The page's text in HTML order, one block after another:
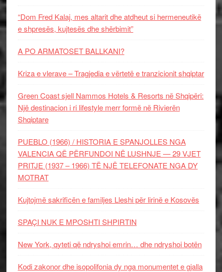
“Dom Fred Kalaj, mes altarit dhe atdheut si hermeneutikë
e shpresës, kujtesës dhe shërbimit”
A PO ARMATOSET BALLKANI?
Kriza e vlerave – Tragjedia e vërtetë e tranzicionit shqiptar
Green Coast sjell Nammos Hotels & Resorts në Shqipëri:
Një destinacion i ri lifestyle merr formë në Rivierën
Shqiptare
PUEBLO (1966) / HISTORIA E SPANJOLLES NGA
VALENCIA QË PËRFUNDOI NË LUSHNJE — 29 VJET
PRITJE (1937 – 1966) TË NJË TELEFONATE NGA DY
MOTRAT
Kujtojmë sakrificën e familjes Lleshi për lirinë e Kosovës
SPAÇI NUK E MPOSHTI SHPIRTIN
New York, qyteti që ndryshoi emrin… dhe ndryshoi botën
Kodi zakonor dhe isopolifonia dy nga monumentet e gjalla